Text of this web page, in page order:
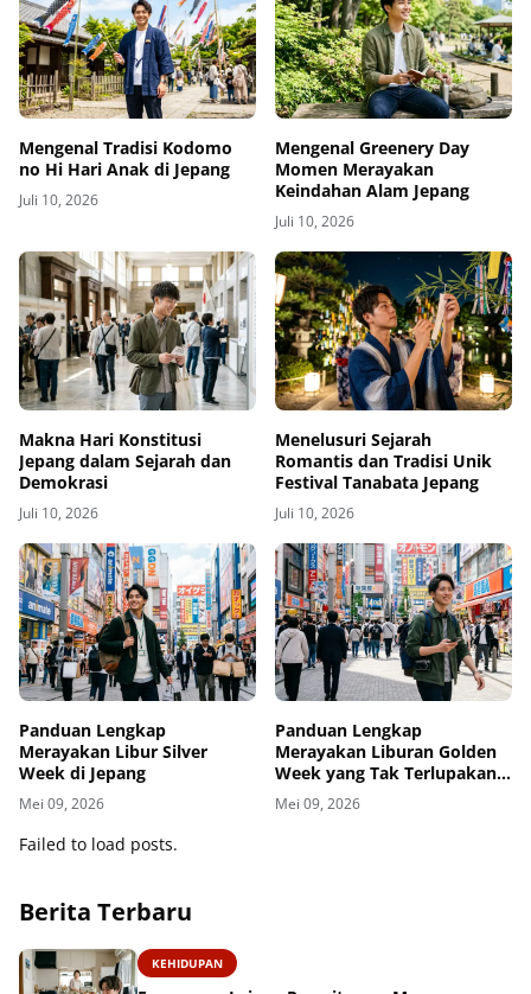
Mengenal Tradisi Kodomo
no Hi Hari Anak di Jepang
Juli 10, 2026
Mengenal Greenery Day
Momen Merayakan
Keindahan Alam Jepang
Juli 10, 2026
Makna Hari Konstitusi
Jepang dalam Sejarah dan
Demokrasi
Juli 10, 2026
Menelusuri Sejarah
Romantis dan Tradisi Unik
Festival Tanabata Jepang
Juli 10, 2026
Panduan Lengkap
Merayakan Libur Silver
Week di Jepang
Mei 09, 2026
Panduan Lengkap
Merayakan Liburan Golden
Week yang Tak Terlupakan
di Jepang
Mei 09, 2026
Failed to load posts.
Berita Terbaru
KEHIDUPAN